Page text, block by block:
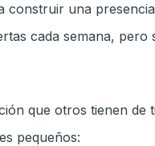
construir una
cada semana,
que otros tienen
pequeños: